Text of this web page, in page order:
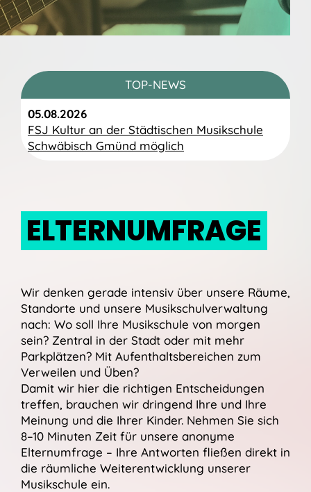
TOP-NEWS
05.08.2026
FSJ Kultur an der Städtischen Musikschule
Schwäbisch Gmünd möglich
ELTERNUMFRAGE
Wir denken gerade intensiv über unsere Räume,
Standorte und unsere Musikschulverwaltung
nach: Wo soll Ihre Musikschule von morgen
sein? Zentral in der Stadt oder mit mehr
Parkplätzen? Mit Aufenthaltsbereichen zum
Verweilen und Üben?
Damit wir hier die richtigen Entscheidungen
treffen, brauchen wir dringend Ihre und Ihre
Meinung und die Ihrer Kinder. Nehmen Sie sich
8–10 Minuten Zeit für unsere anonyme
Elternumfrage – Ihre Antworten fließen direkt in
die räumliche Weiterentwicklung unserer
Musikschule ein.